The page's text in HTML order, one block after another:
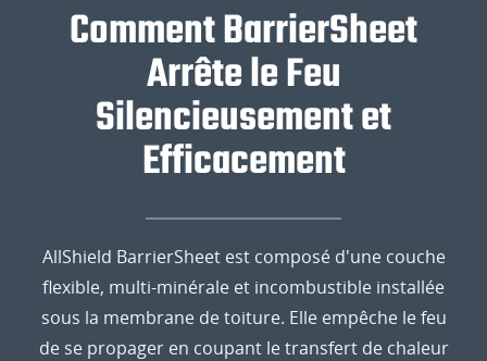
Comment BarrierSheet
Arrête le Feu
Silencieusement et
Efficacement
AllShield BarrierSheet est composé d'une couche
flexible, multi-minérale et incombustible installée
sous la membrane de toiture. Elle empêche le feu
de se propager en coupant le transfert de chaleur